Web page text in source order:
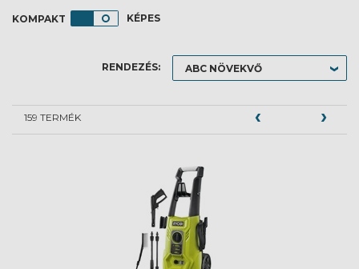
KÉPES
RENDEZÉS:
159 TERMÉK